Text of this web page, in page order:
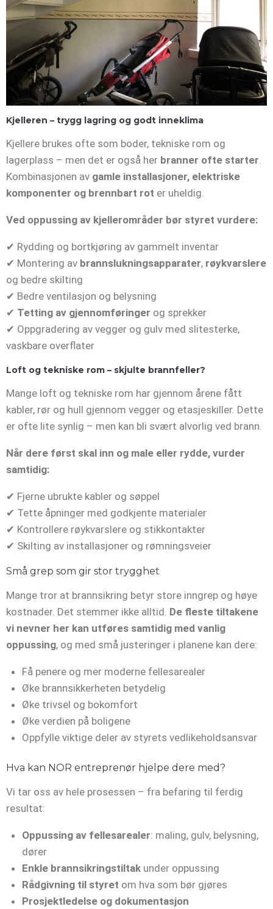
Kjelleren – trygg lagring og godt inneklima
Kjellere brukes ofte som boder, tekniske rom og
lagerplass – men det er også her branner ofte starter
Kombinasjonen av gamle installasjoner, elektriske
komponenter og brennbart rot er uheldig.
Ved oppussing av kjellerområder bør styret vurdere:
✔ Rydding og bortkjøring av gammelt inventar
✔ Montering av brannslukningsapparater, røykvarslere
og bedre skilting
✔ Bedre ventilasjon og belysning
✔ Tetting av gjennomføringer og sprekker
✔ Oppgradering av vegger og gulv med slitesterke,
vaskbare overflater
Loft og tekniske rom – skjulte brannfeller?
Mange loft og tekniske rom har gjennom årene fått
kabler, rør og hull gjennom vegger og etasjeskiller. Dette
er ofte lite synlig – men kan bli svært alvorlig ved brann.
Når dere først skal inn og male eller rydde, vurder
samtidig:
✔ Fjerne ubrukte kabler og søppel
✔ Tette åpninger med godkjente materialer
✔ Kontrollere røykvarslere og stikkontakter
✔ Skilting av installasjoner og rømningsveier
Små grep som gir stor trygghet
Mange tror at brannsikring betyr store inngrep og høye
kostnader. Det stemmer ikke alltid. De fleste tiltakene
vi nevner her kan utføres samtidig med vanlig
oppussing, og med små justeringer i planene kan dere:
Få penere og mer moderne fellesarealer
Øke brannsikkerheten betydelig
Øke trivsel og bokomfort
Øke verdien på boligene
Oppfylle viktige deler av styrets vedlikeholdsansvar
Hva kan NOR entreprenør hjelpe dere med?
Vi tar oss av hele prosessen – fra befaring til ferdig
resultat:
Oppussing av fellesarealer: maling, gulv, belysning,
dører
Enkle brannsikringstiltakunder oppussing
Rådgivning til styret om hva som bør gjøres
Prosjektledelse og dokumentasjon